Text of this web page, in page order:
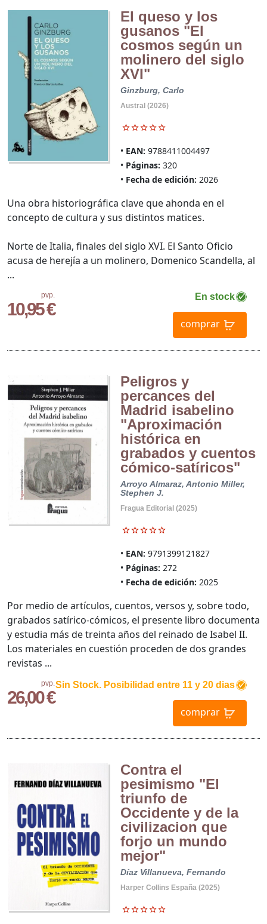
El queso y los
gusanos "El
cosmos según un
molinero del siglo
XVI"
Ginzburg, Carlo
Austral (2026)
EAN: 9788411004497
Páginas: 320
Fecha de edición: 2026
pvp.
10,95 €
En stock
comprar
Una obra historiográfica clave que ahonda en el
concepto de cultura y sus distintos matices.
Norte de Italia, finales del siglo XVI. El Santo Oficio
acusa de herejía a un molinero, Domenico Scandella, al
...
Peligros y
percances del
Madrid isabelino
"Aproximación
histórica en
grabados y cuentos
cómico-satíricos"
Arroyo Almaraz, Antonio Miller,
Stephen J.
Fragua Editorial (2025)
EAN: 9791399121827
Páginas: 272
Fecha de edición: 2025
pvp.
26,00 €
Sin Stock. Posibilidad entre 11 y 20 dias
comprar
Por medio de artículos, cuentos, versos y, sobre todo,
grabados satírico-cómicos, el presente libro documenta
y estudia más de treinta años del reinado de Isabel II.
Los materiales en cuestión proceden de dos grandes
revistas ...
Contra el
pesimismo "El
triunfo de
Occidente y de la
civilizacion que
forjo un mundo
mejor"
Díaz Villanueva, Fernando
Harper Collins España (2025)